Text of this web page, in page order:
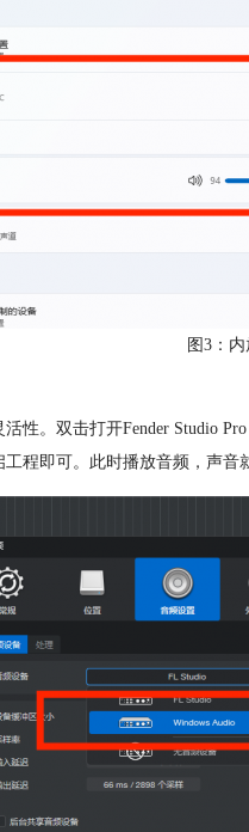
图3：内
性。双击打开Fender Studio
程即可。此时播放音频，声音